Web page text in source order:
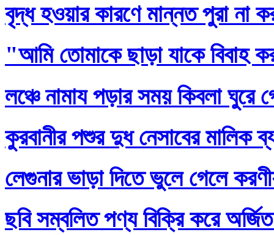
বৃদ্ধ হওয়ার কারণে মান্নত পুরা না
"আমি তোমাকে ছাড়া যাকে
লঞ্চে নামায পড়ার সময় কিবলা ঘুরে
কুরবানীর পশুর দুধ নেসাবের মালিক
লেগুনার ভাড়া দিতে ভুলে গেলে
ছবি সম্বলিত পণ্য বিক্রি করে